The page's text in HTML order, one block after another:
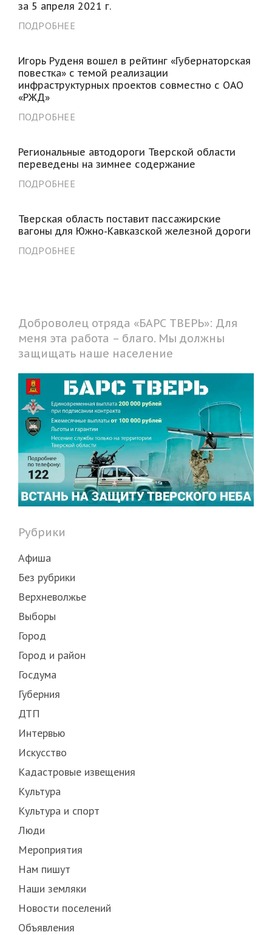
за 5 апреля 2021 г.
ПОДРОБНЕЕ
Игорь Руденя вошел в рейтинг «Губернаторская
повестка» с темой реализации
инфраструктурных проектов совместно с ОАО
«РЖД»
ПОДРОБНЕЕ
Региональные автодороги Тверской области
переведены на зимнее содержание
ПОДРОБНЕЕ
Тверская область поставит пассажирские
вагоны для Южно-Кавказской железной дороги
ПОДРОБНЕЕ
Доброволец отряда «БАРС ТВЕРЬ»: Для
меня эта работа – благо. Мы должны
защищать наше население
Рубрики
Афиша
Без рубрики
Верхневолжье
Выборы
Город
Город и район
Госдума
Губерния
ДТП
Интервью
Искусство
Кадастровые извещения
Культура
Культура и спорт
Люди
Мероприятия
Нам пишут
Наши земляки
Новости поселений
Объявления